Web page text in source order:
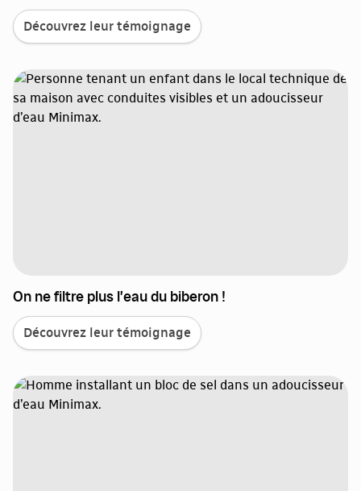
Découvrez leur témoignage
On ne filtre plus l’eau du biberon !
Découvrez leur témoignage